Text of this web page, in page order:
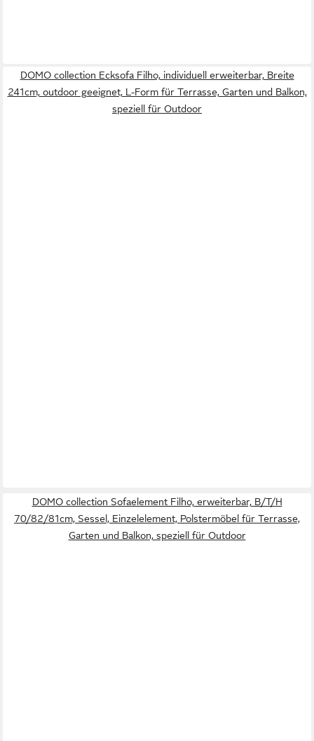
DOMO collection Ecksofa Filho, individuell erweiterbar, Breite
241cm, outdoor geeignet, L-Form für Terrasse, Garten und Balkon,
speziell für Outdoor
DOMO collection Sofaelement Filho, erweiterbar, B/T/H
70/82/81cm, Sessel, Einzelelement, Polstermöbel für Terrasse,
Garten und Balkon, speziell für Outdoor